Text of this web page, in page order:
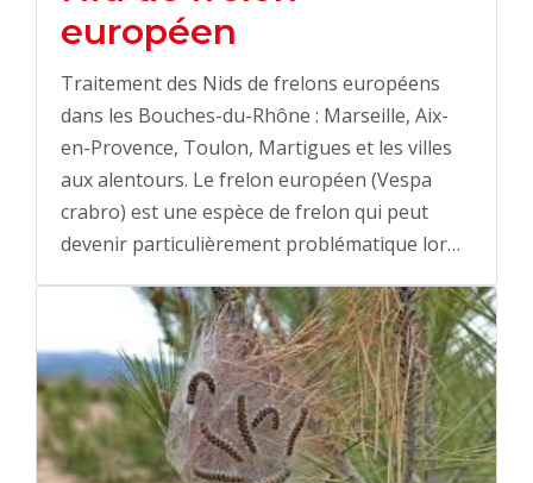
européen
Traitement des Nids de frelons européens
dans les Bouches-du-Rhône : Marseille, Aix-
en-Provence, Toulon, Martigues et les villes
aux alentours. Le frelon européen (Vespa
crabro) est une espèce de frelon qui peut
devenir particulièrement problématique lor…